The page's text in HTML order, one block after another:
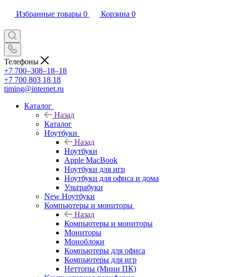
Избранные товары 0 Корзина 0
Телефоны
+7 700‒308‒18‒18
+7 700 803 18 18
timing@internet.ru
Каталог
Назад
Каталог
Ноутбуки
Назад
Ноутбуки
Apple MacBook
Ноутбуки для игр
Ноутбуки для офиса и дома
Ультрабуки
New Ноутбуки
Компьютеры и мониторы
Назад
Компьютеры и мониторы
Мониторы
Моноблоки
Компьютеры для офиса
Компьютеры для игр
Неттопы (Мини ПК)